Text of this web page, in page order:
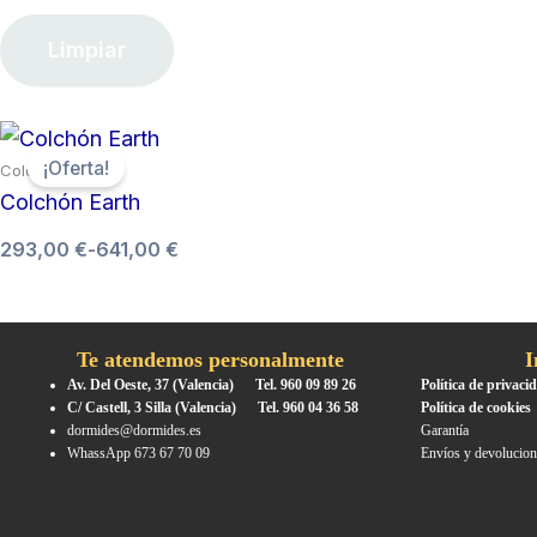
Colchones
Colchón Earth
293,00 €-641,00 €
Rango
de
precios:
desde
293,00 €
641,00 €
¡Oferta!
Te atendemos personalmente
Av. Del Oeste, 37 (Valencia) Tel. 960 09 89 26
C/ Castell, 3 Silla (Valencia) Tel. 960 04 36 58
dormides@dormides.es
WhassApp 673 67 70 09
Política de
Política de cookies
Garantía
Envíos y